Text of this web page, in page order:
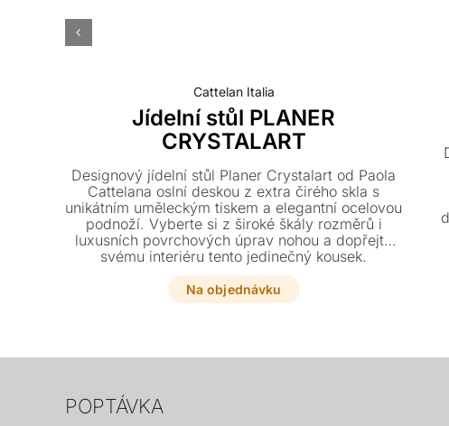
Cattelan Italia
Jídelní stůl PLANER
CRYSTALART
Designový jídelní stůl Planer Crystalart od Paola
Cattelana oslní deskou z extra čirého skla s
unikátním uměleckým tiskem a elegantní ocelovou
podnoží. Vyberte si z široké škály rozměrů i
luxusních povrchových úprav nohou a dopřejte
svému interiéru tento jedinečný kousek.
Na objednávku
POPTÁVKA